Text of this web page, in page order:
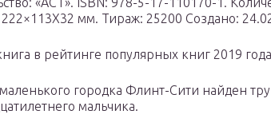
мм. Тираж: 25200 Создано:
в рейтинге популярных книг 2019
городка Флинт-Сити найден
мальчика.